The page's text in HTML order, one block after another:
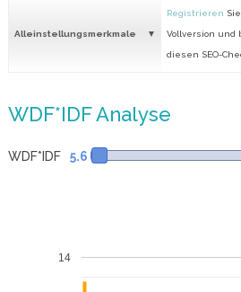
Alleinstellungsmerkmale
Registrieren
Vollversion und
diesen SEO-
WDF*IDF Analyse
WDF*IDF 5.6
14